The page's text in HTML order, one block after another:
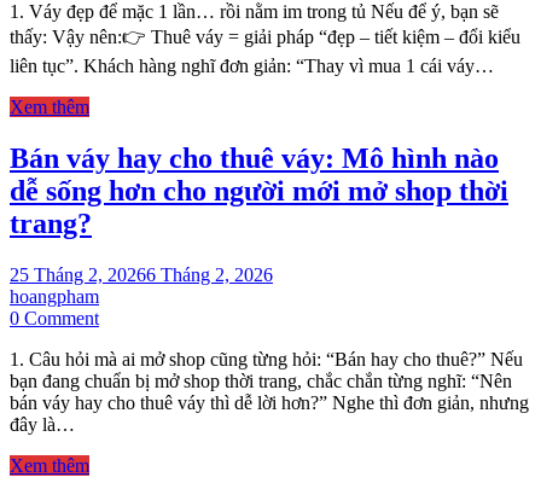
sao
xu
hướng
mở
thuê
váy
–
đầm
đang
nở
rộ?
1. Váy đẹp để mặc 1 lần… rồi nằm im trong tủ Nếu để ý, bạn sẽ
thấy: Vậy nên:👉 Thuê váy = giải pháp “đẹp – tiết kiệm – đổi kiểu
liên tục”. Khách hàng nghĩ đơn giản: “Thay vì mua 1 cái váy…
Xem thêm
Bán váy hay cho thuê váy: Mô hình nào
dễ sống hơn cho người mới mở shop thời
trang?
25 Tháng 2, 20266 Tháng 2, 2026
hoangpham
0 Commenton
váy
hay
cho
1. Câu hỏi mà ai mở shop cũng từng hỏi: “Bán hay cho thuê?” Nếu
bạn đang chuẩn bị mở shop thời trang, chắc chắn từng nghĩ: “Nên
bán váy hay cho thuê váy thì dễ lời hơn?” Nghe thì đơn giản, nhưng
đây là…
Xem thêm